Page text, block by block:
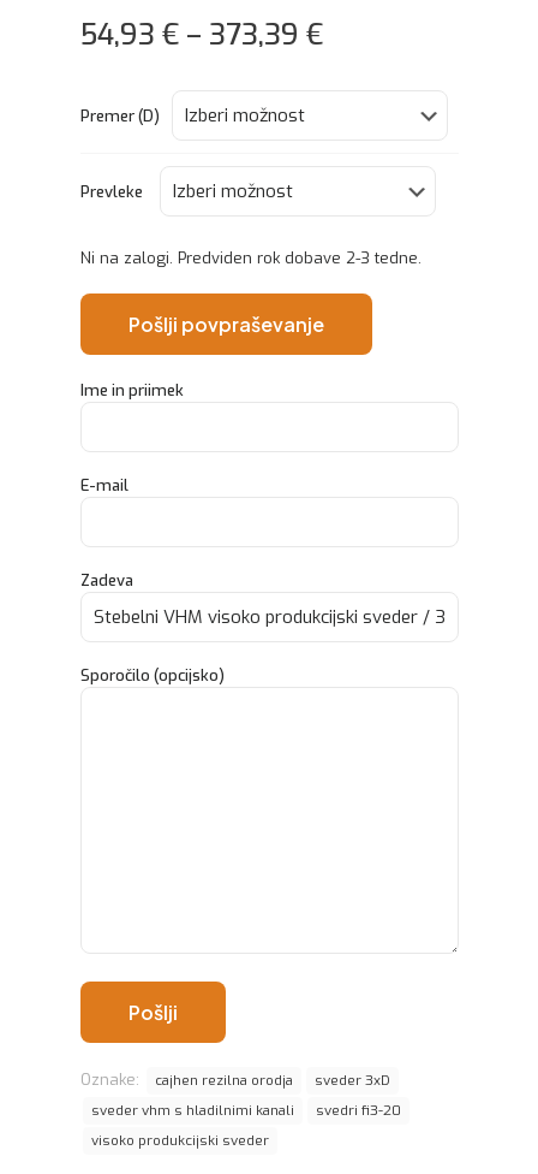
54,93 €– 373,39 €
Premer (D)
Prevleke
Ni na zalogi. Predviden rok dobave 2-3 tedne.
Pošlji povpraševanje
Ime in priimek
E-mail
Zadeva
Sporočilo (opcijsko)
Oznake: cajhen rezilna orodja
sveder 3xD
sveder vhm s hladilnimi kanali
svedri fi3-20
visoko produkcijski sveder